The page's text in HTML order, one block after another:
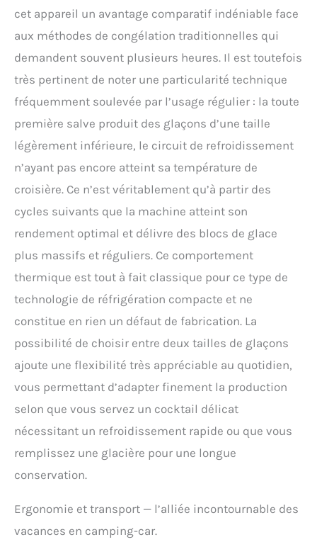
【Deux Tailles de Glaçons au Choix】Les
glaçons en forme de balle produits
comprennent deux tailles. Les petits glaçons
sont parfaits pour conserver les fruits de mer
ou la bière frais plus longtemps. Les gros blocs
de glace sont plus adaptés à la préparation de
café glacé ou de boissons froides pour obtenir
un effet rafraîchissant rapide. Vous pouvez
choisir la taille de glaçon appropriée en
fonction de vos besoins. 【Fonction
équipée d'une fonction d'autonettoyage
pratique, appuyez simplement sur le bouton
d'alimentation et maintenez-le enfoncé
pendant 5 secondes pour démarrer le
programme de nettoyage automatique. Le
de 30 minutes. Pendant le processus de
nettoyage, les voyants « S » et « L » clignotent
machine à glaçons par le trou de vidange situé
au bas de la machine. Pour des performances
régulièrement l'intérieur de la machine à
glaçons avec une solution de vinaigre ou de
【Fonctionnement Intelligent】La petite
machine à glaçons est équipée d'un panneau
appuyez simplement sur le bouton
d'alimentation et sélectionnez la taille des
glaçons pour démarrer. Lorsque le
compartiment à glaçons est plein ou manque
commande s'allume et la machine à glaçons
s'éteint automatiquement.
cet appareil un avantage comparatif indéniable face
aux méthodes de congélation traditionnelles qui
demandent souvent plusieurs heures. Il est toutefois
très pertinent de noter une particularité technique
fréquemment soulevée par l’usage régulier : la toute
première salve produit des glaçons d’une taille
légèrement inférieure, le circuit de refroidissement
n’ayant pas encore atteint sa température de
croisière. Ce n’est véritablement qu’à partir des
cycles suivants que la machine atteint son
rendement optimal et délivre des blocs de glace
plus massifs et réguliers. Ce comportement
thermique est tout à fait classique pour ce type de
technologie de réfrigération compacte et ne
constitue en rien un défaut de fabrication. La
possibilité de choisir entre deux tailles de glaçons
ajoute une flexibilité très appréciable au quotidien,
vous permettant d’adapter finement la production
selon que vous servez un cocktail délicat
nécessitant un refroidissement rapide ou que vous
remplissez une glacière pour une longue
conservation.
Ergonomie et transport — l’alliée incontournable des
vacances en camping-car.